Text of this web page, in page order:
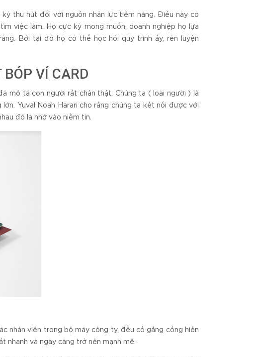
thu hút đối với nguồn nhân lực tiềm năng. Điều này có
việc làm. Họ cực kỳ mong muốn, doanh nghiệp họ lựa
Bởi tại đó họ có thể học hỏi quy trình ấy, rèn luyện
VÍ CARD
mô tả con người rất chân thật. Chúng ta ( loài người ) là
Yuval Noah Harari cho rằng chúng ta kết nối được với
đó là nhờ vào niềm tin.
nhân viên trong bộ máy công ty, đều cố gắng cống hiến
nhanh và ngày càng trở nên mạnh mẽ.